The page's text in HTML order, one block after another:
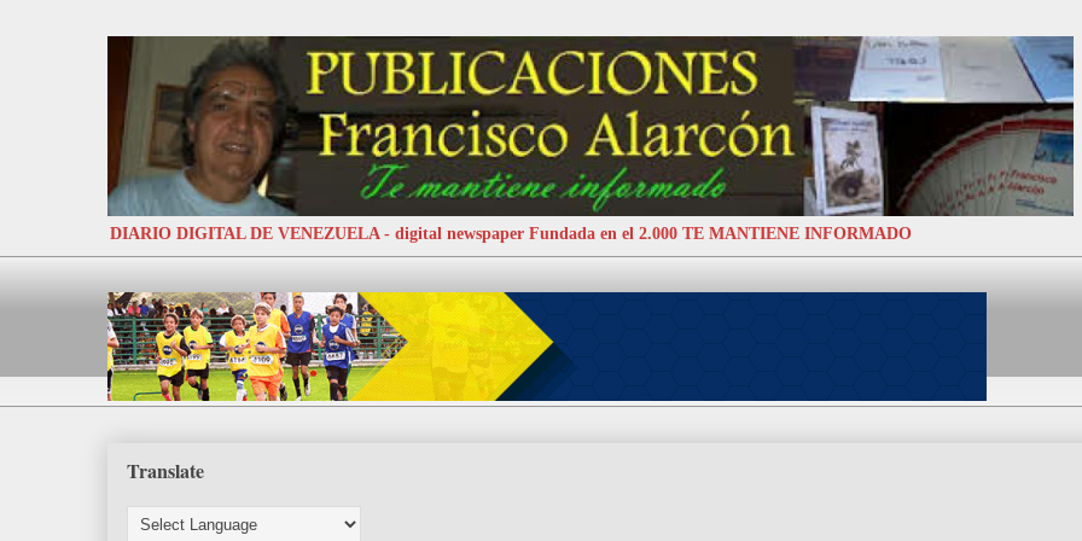
DIARIO DIGITAL DE VENEZUELA - digital newspaper Fundada en el 2.000 TE MANTIENE INFORMADO
Translate